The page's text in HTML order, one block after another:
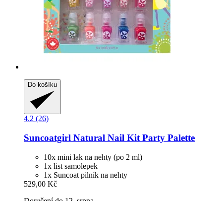
Do košíku
4.2 (26)
Suncoatgirl Natural Nail Kit Party Palette
10x mini lak na nehty (po 2 ml)
1x list samolepek
1x Suncoat pilník na nehty
529,00 Kč